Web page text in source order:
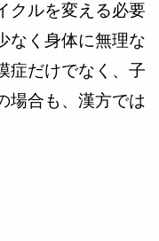
クルを変える必要
なく身体に無理な
症だけでなく、子
場合も、漢方では